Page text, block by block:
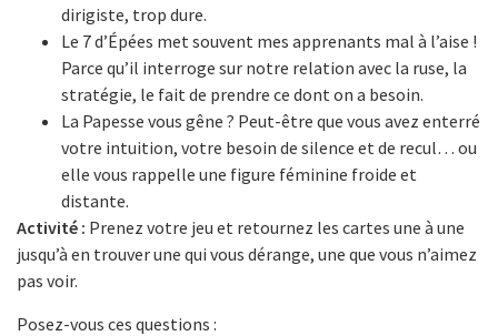
dirigiste, trop dure.
Le 7 d’Épées met souvent mes apprenants mal à l’aise !
Parce qu’il interroge sur notre relation avec la ruse, la
stratégie, le fait de prendre ce dont on a besoin.
La Papesse vous gêne ? Peut-être que vous avez enterré
votre intuition, votre besoin de silence et de recul… ou
elle vous rappelle une figure féminine froide et
distante.
Activité : Prenez votre jeu et retournez les cartes une à une
jusqu’à en trouver une qui vous dérange, une que vous n’aimez
pas voir.
Posez-vous ces questions :